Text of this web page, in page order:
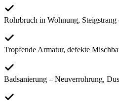
Rohrbruch in Wohnung, Steigstrang
Tropfende Armatur, defekte
Badsanierung – Neuverrohrung,